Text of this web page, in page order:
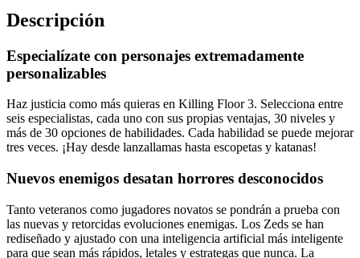
Descripción
Especialízate con personajes extremadamente
personalizables
Haz justicia como más quieras en Killing Floor 3. Selecciona entre
seis especialistas, cada uno con sus propias ventajas, 30 niveles y
más de 30 opciones de habilidades. Cada habilidad se puede mejorar
tres veces. ¡Hay desde lanzallamas hasta escopetas y katanas!
Nuevos enemigos desatan horrores desconocidos
Tanto veteranos como jugadores novatos se pondrán a prueba con
las nuevas y retorcidas evoluciones enemigas. Los Zeds se han
rediseñado y ajustado con una inteligencia artificial más inteligente
para que sean más rápidos, letales y estrategas que nunca. La